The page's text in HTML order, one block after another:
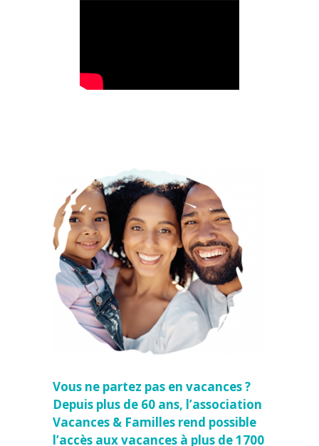
Vous ne partez pas en vacances ?
Depuis plus de 60 ans, l’association
Vacances & Familles rend possible
l’accès aux vacances à plus de 1700